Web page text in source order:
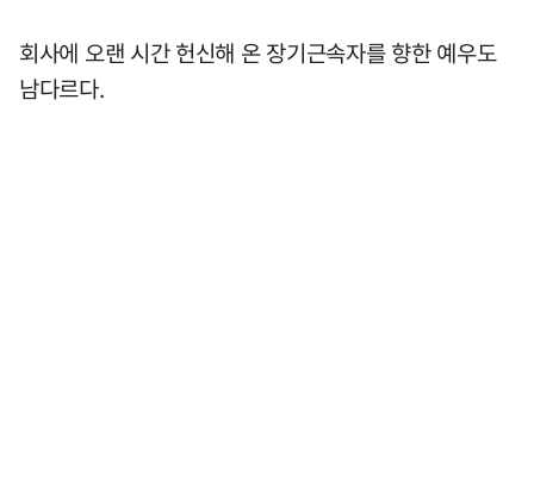
회사에 오랜 시간 헌신해 온 장기근속자를 향한 예우도
남다르다.